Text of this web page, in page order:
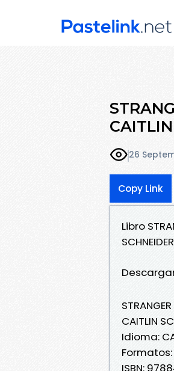
26
Copy Link
Libro
CAITLIN
Idioma:
Formatos:
ISBN: